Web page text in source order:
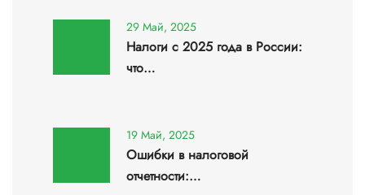
29 Май, 2025
Налоги с 2025 года в России:
что…
19 Май, 2025
Ошибки в налоговой
отчетности:…